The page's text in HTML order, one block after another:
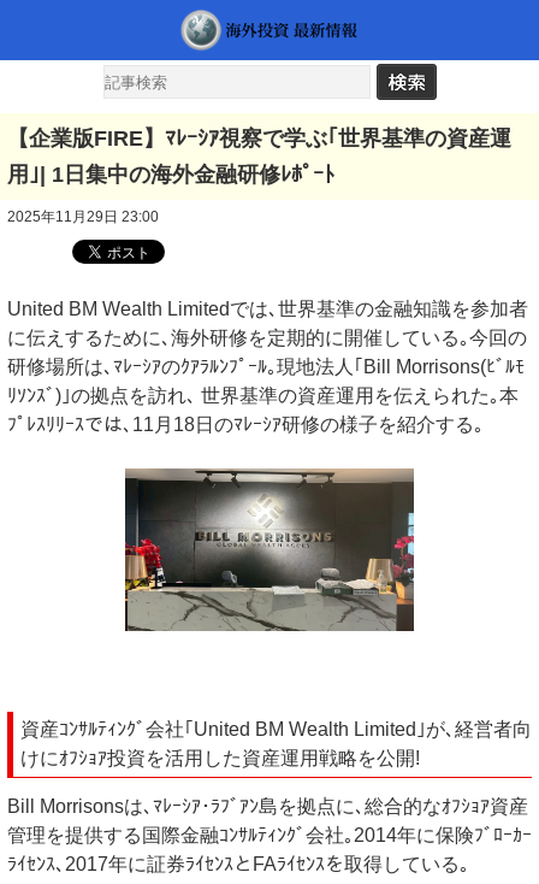
【企業版FIRE】ﾏﾚｰｼｱ視察で学ぶ｢世界基準の資産運
用｣| 1日集中の海外金融研修ﾚﾎﾟｰﾄ
2025年11月29日 23:00
United BM Wealth Limitedでは､世界基準の金融知識を参加者
に伝えするために､海外研修を定期的に開催している｡今回の
研修場所は､ﾏﾚｰｼｱのｸｱﾗﾙﾝﾌﾟｰﾙ｡現地法人｢Bill Morrisons(ﾋﾞﾙﾓ
ﾘｿﾝｽﾞ)｣の拠点を訪れ､ 世界基準の資産運用を伝えられた｡本
ﾌﾟﾚｽﾘﾘｰｽでは､11月18日のﾏﾚｰｼｱ研修の様子を紹介する｡
資産ｺﾝｻﾙﾃｨﾝｸﾞ会社｢United BM Wealth Limited｣が､経営者向
けにｵﾌｼｮｱ投資を活用した資産運用戦略を公開!
Bill Morrisonsは､ﾏﾚｰｼｱ･ﾗﾌﾞｱﾝ島を拠点に､総合的なｵﾌｼｮｱ資産
管理を提供する国際金融ｺﾝｻﾙﾃｨﾝｸﾞ会社｡2014年に保険ﾌﾞﾛｰｶｰ
ﾗｲｾﾝｽ､2017年に証券ﾗｲｾﾝｽとFAﾗｲｾﾝｽを取得している｡